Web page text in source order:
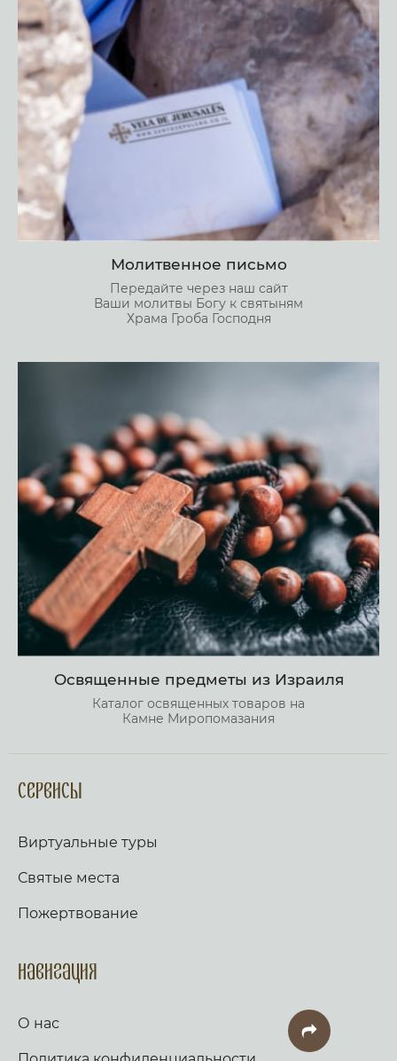
Молитвенное письмо
Передайте через наш сайт
Ваши молитвы Богу к святыням
Храма Гроба Господня
Освященные предметы из Израиля
Каталог освященных товаров на
Камне Миропомазания
Сервисы
Виртуальные туры
Святые места
Пожертвование
Навигация
О нас